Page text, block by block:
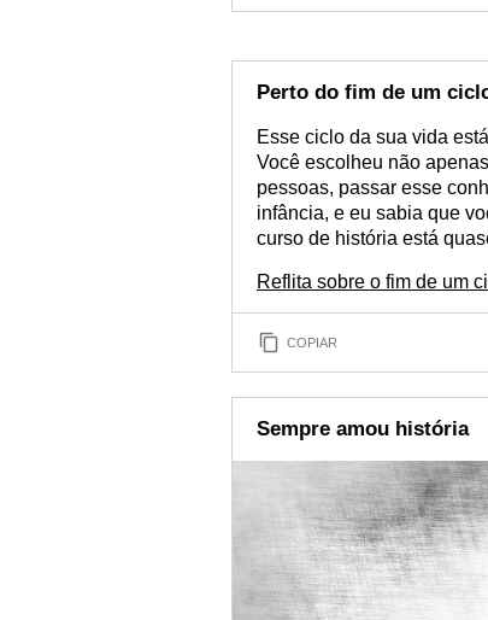
Perto do fim de um
Esse ciclo da sua vida
Você escolheu não
pessoas, passar esse
infância, e eu sabia que
curso de história está
Reflita sobre o fim de um
COPIAR
Sempre amou história